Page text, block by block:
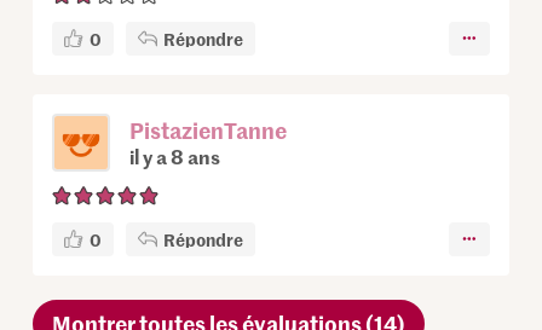
0 Répondre
PistazienTanne
il y a 8 ans
0 Répondre
Montrer toutes les évaluations (14)